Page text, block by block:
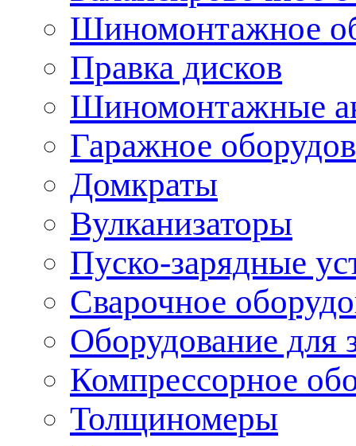
Шиномонтажное
Правка дисков
Шиномонтажные
Гаражное
Домкраты
Вулканизаторы
Пуско-зарядные
Сварочное
Оборудование для
Компрессорное
Толщиномеры